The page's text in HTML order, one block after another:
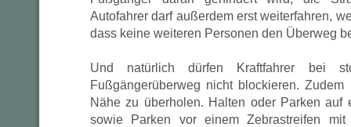
Autofahrer darf außerdem erst weiterfahren,
dass keine weiteren Personen den Überweg
Und natürlich dürfen Kraftfahrer bei
Fußgängerüberweg nicht blockieren.
Nähe zu überholen. Halten oder Parken auf
sowie Parken vor einem Zebrastreifen